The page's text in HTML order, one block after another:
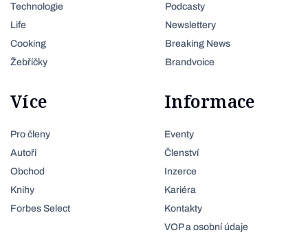
Technologie
Life
Cooking
Žebříčky
Podcasty
Newslettery
Breaking News
Brandvoice
Více
Pro členy
Autoři
Obchod
Knihy
Forbes Select
Informace
Eventy
Členství
Inzerce
Kariéra
Kontakty
VOP a osobní údaje